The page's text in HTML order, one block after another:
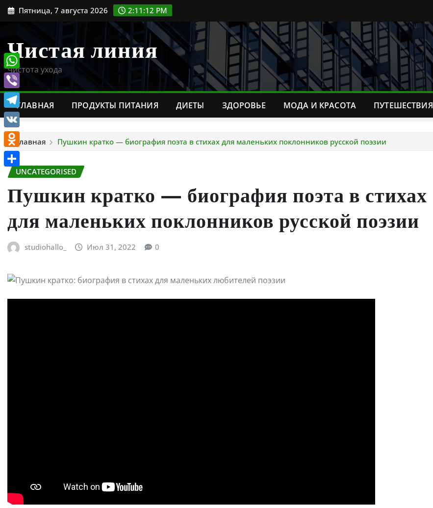
ПерейтиПятница, 7 августа 2026 2:11:13 PM
Чистая линия
Чистота ухода
ГЛАВНАЯ ПРОДУКТЫ ПИТАНИЯ ДИЕТЫ ЗДОРОВЬЕ МОДА И КРАСОТА ПУТЕШЕСТВИЯ
Главная Пушкин кратко — биография поэта в стихах для маленьких поклонников русской поэзии
UNCATEGORISED
Пушкин кратко — биография поэта в стихах
для маленьких поклонников русской поэзии
studiohallo_ Июл 31, 2022 0
WhatsApp
Viber
Telegram
VK
Odnoklassniki
Отправить